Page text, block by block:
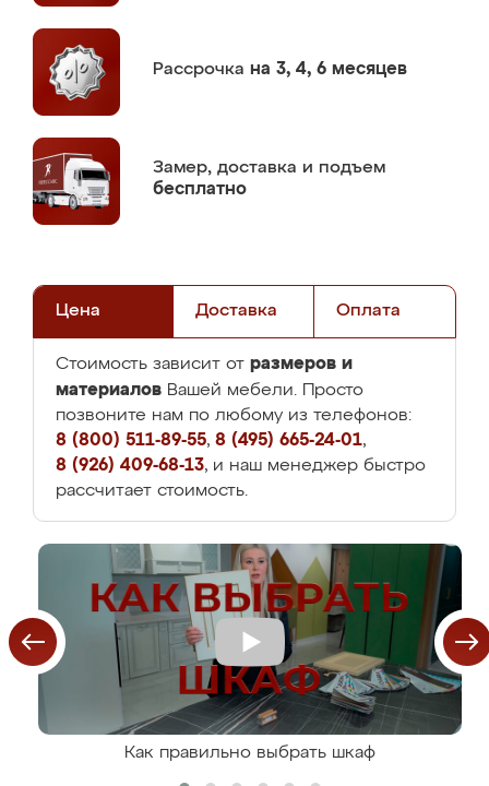
Рассрочка на 3, 4, 6 месяцев
Замер, доставка и подъем
бесплатно
Цена Доставка Оплата
Стоимость зависит от размеров и
материалов Вашей мебели. Просто
позвоните нам по любому из телефонов:
8 (800) 511-89-55, 8 (495) 665-24-01,
8 (926) 409-68-13, и наш менеджер быстро
рассчитает стоимость.
Как правильно выбрать шкаф